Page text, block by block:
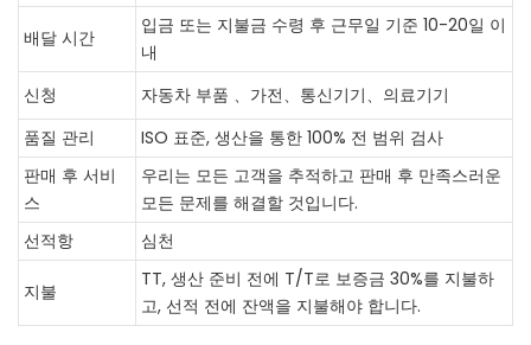
배달 시간
입금 또는 지불금 수령 후 근무일 기준 10-20일 이
내
신청
자동차 부품 、가전、통신기기、의료기기
품질 관리
ISO 표준, 생산을 통한 100% 전 범위 검사
판매 후 서비
스
우리는 모든 고객을 추적하고 판매 후 만족스러운
모든 문제를 해결할 것입니다.
선적항
심천
지불
TT, 생산 준비 전에 T/T로 보증금 30%를 지불하
고, 선적 전에 잔액을 지불해야 합니다.